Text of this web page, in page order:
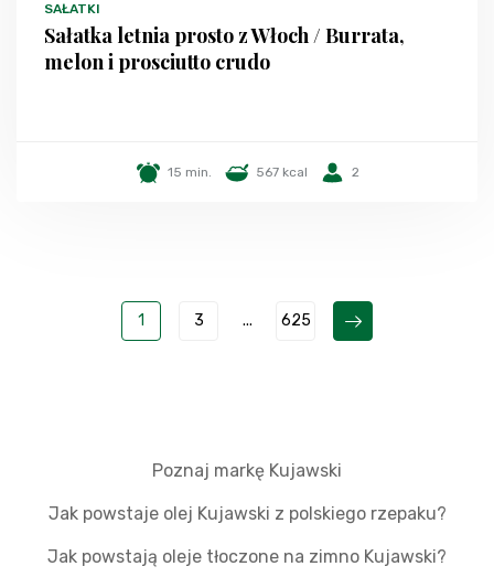
SAŁATKI
Sałatka letnia prosto z Włoch / Burrata,
melon i prosciutto crudo
15 min. 567 kcal 2
1 3 ... 625
Poznaj markę Kujawski
Jak powstaje olej Kujawski z polskiego rzepaku?
Jak powstają oleje tłoczone na zimno Kujawski?